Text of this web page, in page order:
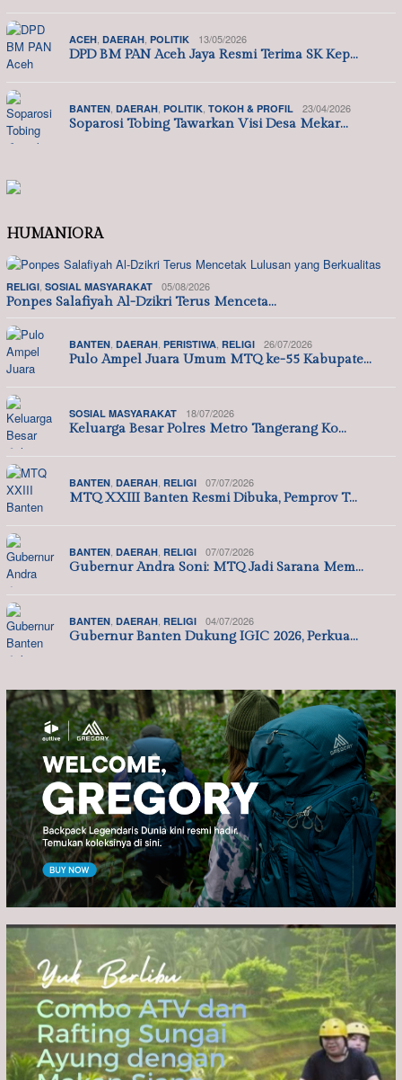
ACEH DAERAH POLITIK 13/05/2026
DPD BM PAN Aceh Jaya Resmi Terima SK Kep…
BANTEN DAERAH POLITIK TOKOH & PROFIL 23/04/2026
Soparosi Tobing Tawarkan Visi Desa Mekar…
HUMANIORA
RELIGI, SOSIAL MASYARAKAT 05/08/2026
Ponpes Salafiyah Al-Dzikri Terus Menceta…
BANTEN, DAERAH, PERISTIWA, RELIGI 26/07/2026
Pulo Ampel Juara Umum MTQ ke-55 Kabupate…
SOSIAL MASYARAKAT 18/07/2026
Keluarga Besar Polres Metro Tangerang Ko…
BANTEN, DAERAH, RELIGI 07/07/2026
MTQ XXIII Banten Resmi Dibuka, Pemprov T…
BANTEN, DAERAH, RELIGI 07/07/2026
Gubernur Andra Soni: MTQ Jadi Sarana Mem…
BANTEN, DAERAH, RELIGI 04/07/2026
Gubernur Banten Dukung IGIC 2026, Perkua…